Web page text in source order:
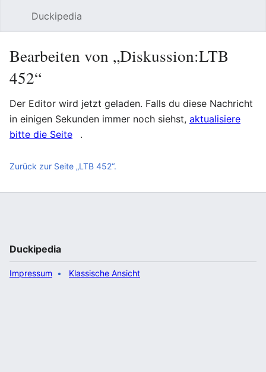
Duckipedia
Bearbeiten von „Diskussion:LTB
452“
Der Editor wird jetzt geladen. Falls du diese Nachricht
in einigen Sekunden immer noch siehst, aktualisiere
bitte die Seite
.
Zurück zur Seite „LTB 452“.
Duckipedia
Impressum Klassische Ansicht